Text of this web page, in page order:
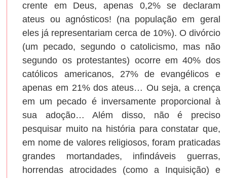
crente em Deus, apenas 0,2% se declaram
ateus ou agnósticos! (na população em geral
eles já representariam cerca de 10%). O divórcio
(um pecado, segundo o catolicismo, mas não
segundo os protestantes) ocorre em 40% dos
católicos americanos, 27% de evangélicos e
apenas em 21% dos ateus… Ou seja, a crença
em um pecado é inversamente proporcional à
sua adoção… Além disso, não é preciso
pesquisar muito na história para constatar que,
em nome de valores religiosos, foram praticadas
grandes mortandades, infindáveis guerras,
horrendas atrocidades (como a Inquisição) e